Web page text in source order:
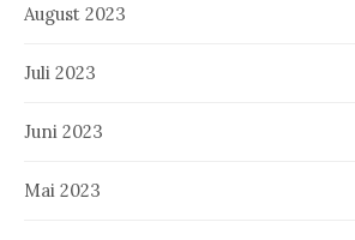
August 2023
Juli 2023
Juni 2023
Mai 2023